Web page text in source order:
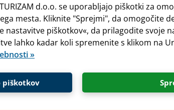
Link
Prevzem brošur
d.o.o. se uporabljajo piškotki za
mesta. Kliknite "Sprejmi", da omogočite
nastavitve piškotkov«, da prilagodite svoje
lahko kadar koli spremenite s klikom na
»
piškotkov